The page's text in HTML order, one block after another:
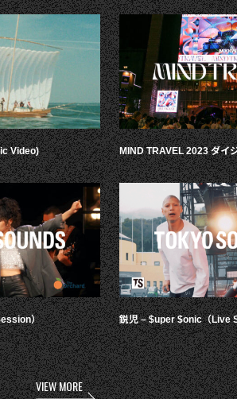
Video)
）
MIND TRAVEL 2023 ダイ
鋭児 – $uper $onic（Live
VIEW MORE